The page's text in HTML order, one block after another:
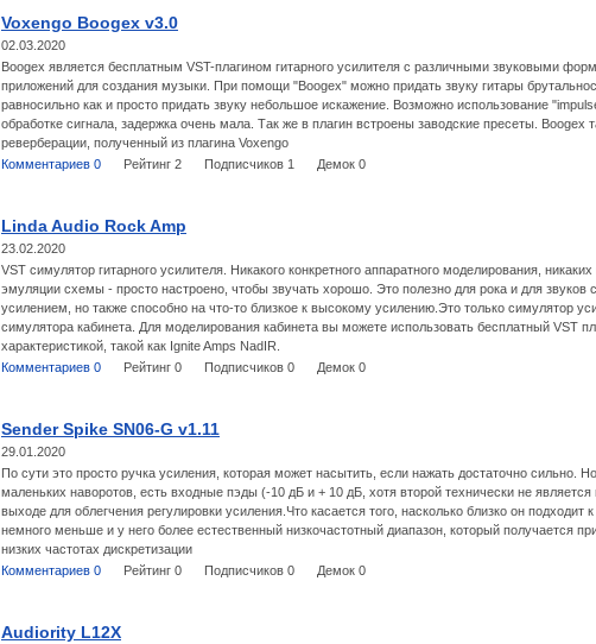
Voxengo Boogex v3.0
02.03.2020
Boogex является бесплатным VST-плагином гитарного усилителя с различными звуковыми
приложений для создания музыки. При помощи "Boogex" можно придать звуку гитары
равносильно как и просто придать звуку небольшое искажение. Возможно использование
обработке сигнала, задержка очень мала. Так же в плагин встроены заводские пресеты. Boogex
реверберации, полученный из плагина Voxengo
Комментариев 0
Рейтинг 2 Подписчиков 1 Демок 0
Linda Audio Rock Amp
23.02.2020
VST симулятор гитарного усилителя. Никакого конкретного аппаратного моделирования,
эмуляции схемы - просто настроено, чтобы звучать хорошо. Это полезно для рока и для звуков
усилением, но также способно на что-то близкое к высокому усилению.Это только симулятор
симулятора кабинета. Для моделирования кабинета вы можете использовать бесплатный VST
характеристикой, такой как Ignite Amps NadIR.
Комментариев 0
Рейтинг 0 Подписчиков 0 Демок 0
Sender Spike SN06-G v1.11
29.01.2020
По сути это просто ручка усиления, которая может насытить, если нажать достаточно сильно.
маленьких наворотов, есть входные пэды (-10 дБ и + 10 дБ, хотя второй технически не
выходе для облегчения регулировки усиления.Что касается того, насколько близко он подходит
немного меньше и у него более естественный низкочастотный диапазон, который получается
низких частотах дискретизации
Комментариев 0
Рейтинг 0 Подписчиков 0 Демок 0
Audiority L12X